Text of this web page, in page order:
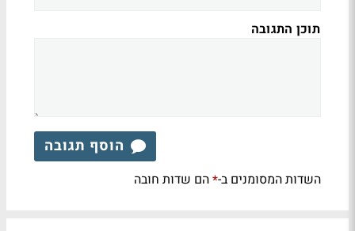
תוכן התגובה
הוסף תגובה
השדות המסומנים ב-*הם שדות חובה